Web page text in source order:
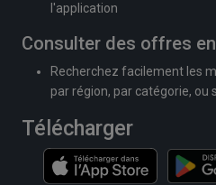
l'application
Consulter des offres
Recherchez facilement les
par région, par catégorie, ou
Télécharger